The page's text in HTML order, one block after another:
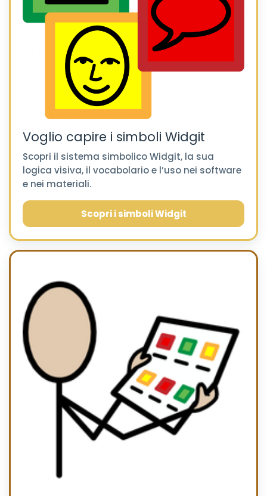
Voglio capire i simboli Widgit
Scopri il sistema simbolico Widgit, la sua
logica visiva, il vocabolario e l’uso nei software
e nei materiali.
Scopri i simboli Widgit